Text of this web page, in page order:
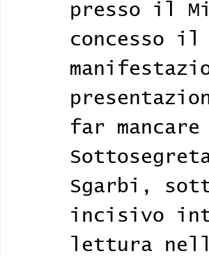
presso il
concesso
far
Sgarbi,
incisivo
lettura